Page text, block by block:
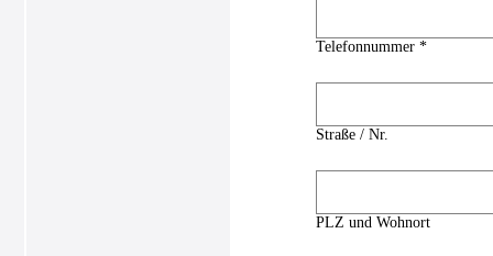
Telefonnummer *
Straße / Nr.
PLZ und Wohnort